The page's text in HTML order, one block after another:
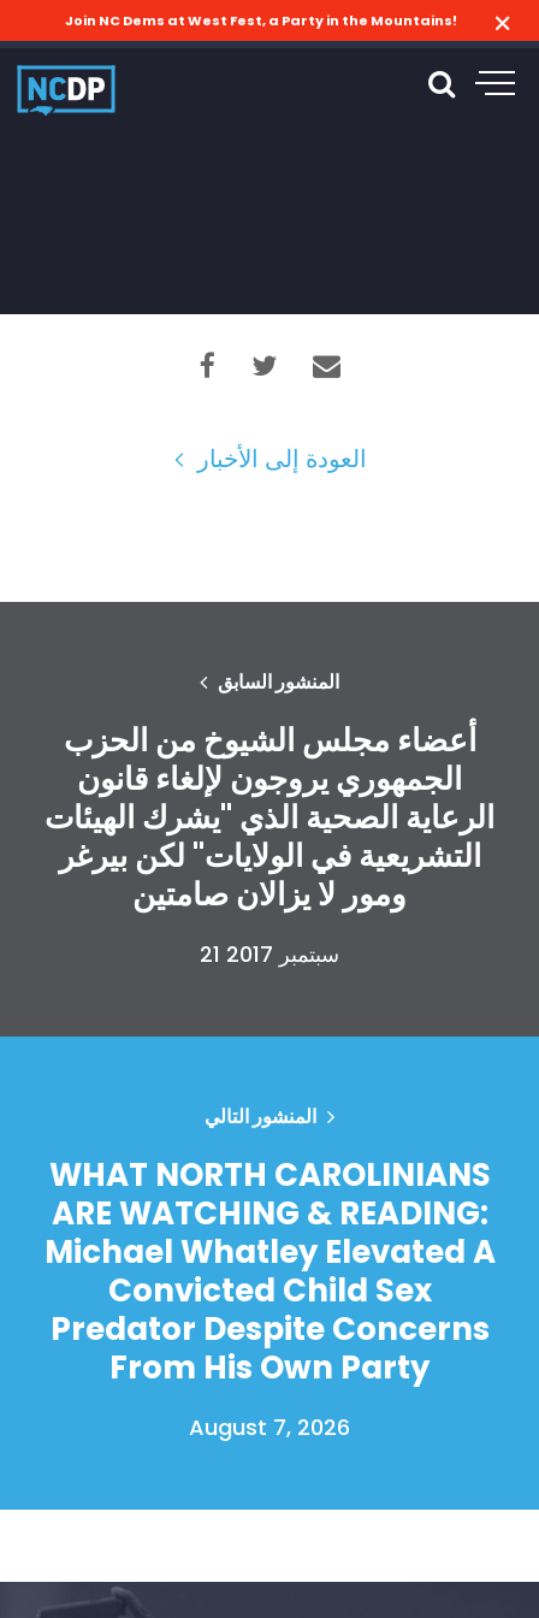
Shop
Join NC Dems at West Fest, a Party in the Mountains!
العودة إلى الأخبار
المنشور السابق
أعضاء مجلس الشيوخ من الحزب
الجمهوري يروجون لإلغاء قانون
الرعاية الصحية الذي "يشرك الهيئات
التشريعية في الولايات" لكن بيرغر
ومور لا يزالان صامتين
21 سبتمبر 2017
المنشور التالي
WHAT NORTH CAROLINIANS
ARE WATCHING & READING:
Michael Whatley Elevated A
Convicted Child Sex
Predator Despite Concerns
From His Own Party
August 7, 2026